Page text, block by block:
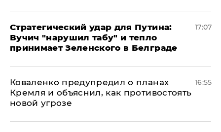
Стратегический удар для Путина:
Вучич "нарушил табу" и тепло
принимает Зеленского в Белграде
17:07
Коваленко предупредил о планах
Кремля и объяснил, как противостоять
новой угрозе
16:55